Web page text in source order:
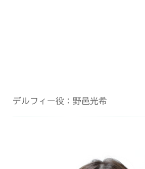
デルフィー役：野邑光希